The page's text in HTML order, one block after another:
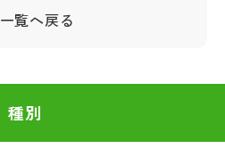
一覧へ戻る
種別